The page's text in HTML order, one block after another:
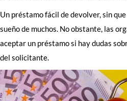
Un préstamo fácil de devolver, sin
sueño de muchos. No obstante, las
aceptar un préstamo si hay dudas
del solicitante.